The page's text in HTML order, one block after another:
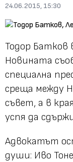
24.06.2015, 15:30
Тодор Батков
Новината
специална
среща между
съвет, а в
успя да
Адвокатът
души: Иво